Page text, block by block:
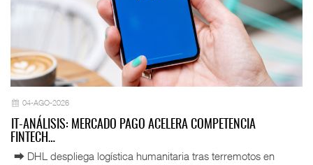
04-AGO-2026
IT-ANÁLISIS: MERCADO PAGO ACELERA COMPETENCIA
FINTECH…
⮕ DHL despliega logística humanitaria tras terremotos en